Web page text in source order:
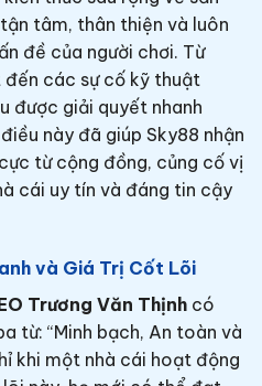
tâm, thân thiện và luôn
đề của người chơi. Từ
đến các sự cố kỹ thuật
được giải quyết nhanh
này đã giúp Sky88 nhận
từ cộng đồng, củng cố vị
cái uy tín và đáng tin cậy
và Giá Trị Cốt Lõi
Trương Văn Thịnh có
từ: “Minh bạch, An toàn và
khi một nhà cái hoạt động